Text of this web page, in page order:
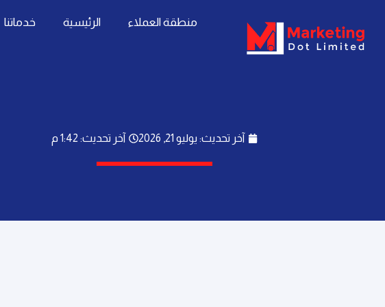
المحتوى
منطقة العملاء الرئيسية خدماتنا
آخر تحديث: يوليو 21, 2026 آخر تحديث: 1:42 م